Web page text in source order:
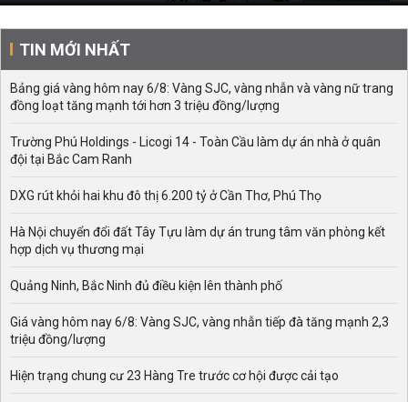
TIN MỚI NHẤT
Bảng giá vàng hôm nay 6/8: Vàng SJC, vàng nhẫn và vàng nữ trang
đồng loạt tăng mạnh tới hơn 3 triệu đồng/lượng
Trường Phú Holdings - Licogi 14 - Toàn Cầu làm dự án nhà ở quân
đội tại Bắc Cam Ranh
DXG rút khỏi hai khu đô thị 6.200 tỷ ở Cần Thơ, Phú Thọ
Hà Nội chuyển đổi đất Tây Tựu làm dự án trung tâm văn phòng kết
hợp dịch vụ thương mại
Quảng Ninh, Bắc Ninh đủ điều kiện lên thành phố
Giá vàng hôm nay 6/8: Vàng SJC, vàng nhẫn tiếp đà tăng mạnh 2,3
triệu đồng/lượng
Hiện trạng chung cư 23 Hàng Tre trước cơ hội được cải tạo